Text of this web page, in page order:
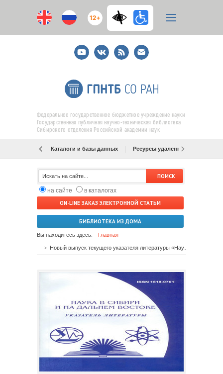
12+
YoutubeВКонтакте
RSS
E-
mail
подписка
Федеральное государственное бюджетное учреждение науки
Государственная публичная научно-техническая библиотека
Сибирского отделения Российской академии наук
Каталоги и базы данных Ресурсы удаленного доступа
на сайте
в каталогах
ON-LINE ЗАКАЗ ЭЛЕКТРОННОЙ СТАТЬИ
БИБЛИОТЕКА ИЗ ДОМА
Вы находитесь здесь: Главная